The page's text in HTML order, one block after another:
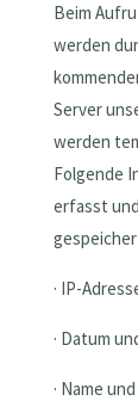
Beim
werden
Server
werden
Folgende
erfasst
· IP-
· Datum
· Name